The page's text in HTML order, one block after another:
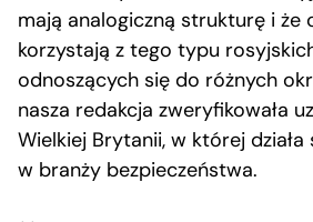
mają analogiczną strukturę i że
korzystają z tego typu
odnoszących się do różnych
nasza redakcja zweryfikowała
Wielkiej Brytanii, w której
w branży bezpieczeństwa.